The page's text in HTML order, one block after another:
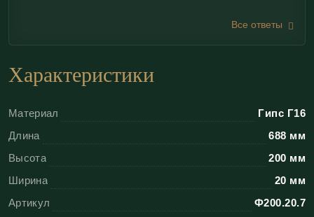
Преимущества гипсовых фризов
«ЭКОЛЕПНИНА»
Безупречная стыковка:геометрия раппорта
позволяет создать эффект монолитной
бесконечной ленты; предусмотрена бесшовная
стыковка;
Высокая прочность:плотная структура
Все ответы
Характеристики
Материал
Гипс Г16
Длина
688 мм
Высота
200 мм
Ширина
20 мм
Артикул
Ф200.20.7